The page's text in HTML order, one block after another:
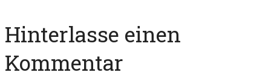
Hinterlasse einen
Kommentar